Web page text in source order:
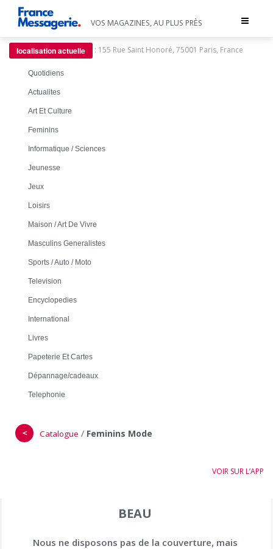
Toggle
VOS MAGAZINES, AU PLUS PRÈS
localisation actuelle : 155 Rue Saint Honoré, 75001 Paris, France
Quotidiens
Actualites
Art Et Culture
Feminins
Informatique / Sciences
Jeunesse
Jeux
Loisirs
Maison / Art De Vivre
Masculins Generalistes
Sports / Auto / Moto
Television
Encyclopedies
International
Livres
Papeterie Et Cartes
Dépannage/cadeaux
Telephonie
＜ Catalogue / Feminins Mode
VOIR SUR L’APP
BEAU
Nous ne disposons pas de la couverture, mais